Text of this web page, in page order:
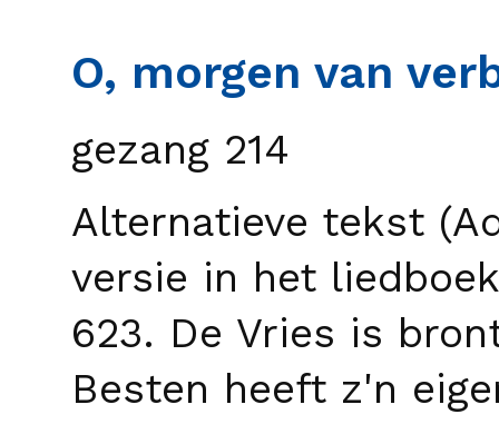
O, morgen van
gezang 214
Alternatieve tekst
versie in het
623. De Vries is
Besten heeft z'n